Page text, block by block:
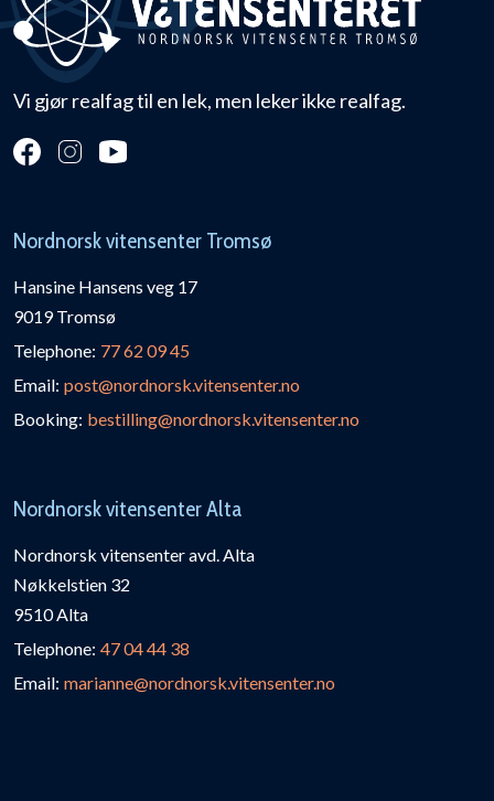
Vi gjør realfag til en lek, men leker ikke realfag.
Nordnorsk vitensenter Tromsø
Hansine Hansens veg 17
9019 Tromsø
Telephone: 77 62 09 45
Email: post@nordnorsk.vitensenter.no
Booking: bestilling@nordnorsk.vitensenter.no
Nordnorsk vitensenter Alta
Nordnorsk vitensenter avd. Alta
Nøkkelstien 32
9510 Alta
Telephone: 47 04 44 38
Email: marianne@nordnorsk.vitensenter.no